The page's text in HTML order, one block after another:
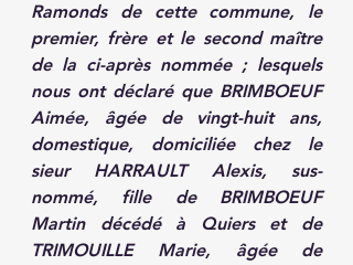
Ramonds de cette commune, le
premier, frère et le second maître
de la ci-après nommée ; lesquels
nous ont déclaré que BRIMBOEUF
Aimée, âgée de vingt-huit ans,
domestique, domiciliée chez le
sieur HARRAULT Alexis, sus-
nommé, fille de BRIMBOEUF
Martin décédé à Quiers et de
TRIMOUILLE Marie, âgée de